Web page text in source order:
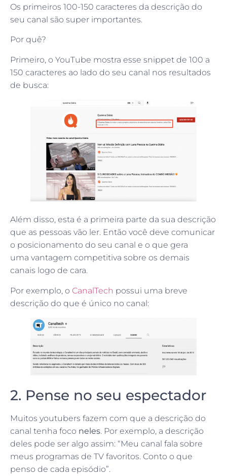
Os primeiros 100-150 caracteres da descrição do
seu canal são super importantes.
Por quê?
Primeiro, o YouTube mostra esse snippet de 100 a
150 caracteres ao lado do seu canal nos resultados
de busca:
Além disso, esta é a primeira parte da sua descrição
que as pessoas vão ler. Então você deve comunicar
o posicionamento do seu canal e o que gera
uma vantagem competitiva sobre os demais
canais logo de cara.
Por exemplo, o CanalTech possui uma breve
descrição do que é único no canal:
2. Pense no seu espectador
Muitos youtubers fazem com que a descrição do
canal tenha foco neles. Por exemplo, a descrição
deles pode ser algo assim: “Meu canal fala sobre
meus programas de TV favoritos. Conto o que
penso de cada episódio”.